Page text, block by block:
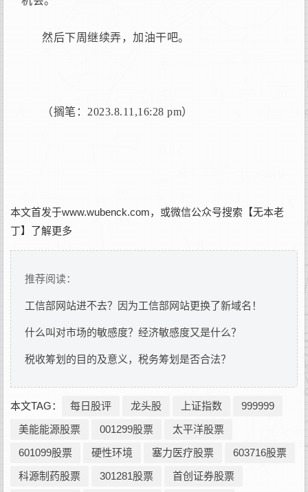
然后下周继续弄，加油干吧。
（搁笔：2023.8.11,16:28 pm）
本文首发于www.wubenck.com，或微信公众号搜索【无本老
丁】了解更多
推荐阅读：
工信部网站进不去？因为工信部网站更换了新域名！
什么叫对市场的敏感度？经济敏感度又是什么？
税收筹划的目的及意义，税务筹划是否合法？
本文TAG： 每日股评 龙头股 上证指数
999999
美能能源股票
001299股票
太平洋股票
601099股票
硬性环境 塞力医疗股票
603716股票
科源制药股票
301281股票
首创证券股票